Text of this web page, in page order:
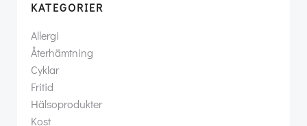
KATEGORIER
Allergi
Återhämtning
Cyklar
Fritid
Hälsoprodukter
Kost